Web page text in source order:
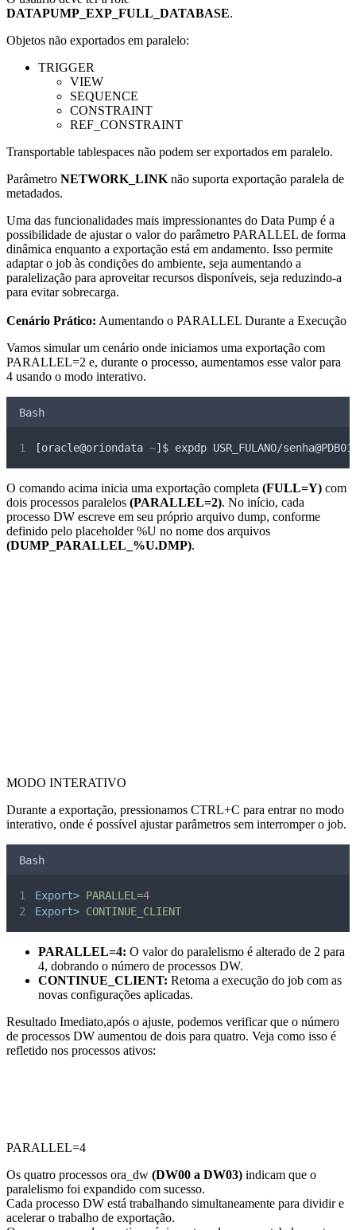
DATAPUMP_EXP_FULL_DATABASE.
Objetos não exportados em paralelo:
TRIGGER
VIEW
SEQUENCE
CONSTRAINT
REF_CONSTRAINT
Transportable tablespaces não podem ser exportados em paralelo.
Parâmetro NETWORK_LINK não suporta exportação paralela de
metadados.
Uma das funcionalidades mais impressionantes do Data Pump é a
possibilidade de ajustar o valor do parâmetro PARALLEL de forma
dinâmica enquanto a exportação está em andamento. Isso permite
adaptar o job às condições do ambiente, seja aumentando a
paralelização para aproveitar recursos disponíveis, seja reduzindo-a
para evitar sobrecarga.
Cenário Prático: Aumentando o PARALLEL Durante a Execução
Vamos simular um cenário onde iniciamos uma exportação com
PARALLEL=2 e, durante o processo, aumentamos esse valor para
4 usando o modo interativo.
Bash
[oracle@oriondata ~] $ expdp USR_FULANO/senha@PDB01
O comando acima inicia uma exportação completa (FULL=Y) com
dois processos paralelos (PARALLEL=2). No início, cada
processo DW escreve em seu próprio arquivo dump, conforme
definido pelo placeholder %U no nome dos arquivos
(DUMP_PARALLEL_%U.DMP).
MODO INTERATIVO
Durante a exportação, pressionamos CTRL+C para entrar no modo
interativo, onde é possível ajustar parâmetros sem interromper o job.
Bash
Export> PARALLEL=4
Export> CONTINUE_CLIENT
PARALLEL=4: O valor do paralelismo é alterado de 2 para
4, dobrando o número de processos DW.
CONTINUE_CLIENT: Retoma a execução do job com as
novas configurações aplicadas.
Resultado Imediato,após o ajuste, podemos verificar que o número
de processos DW aumentou de dois para quatro. Veja como isso é
refletido nos processos ativos:
PARALLEL=4
Os quatro processos ora_dw (DW00 a DW03) indicam que o
paralelismo foi expandido com sucesso.
Cada processo DW está trabalhando simultaneamente para dividir e
acelerar o trabalho de exportação.